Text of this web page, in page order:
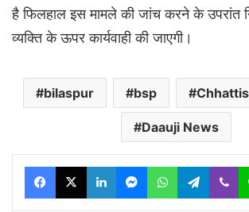
है फिलहाल इस मामले की जांच करने के उपरांत
व्यक्ति के ऊपर कार्यवाही की जाएगी।
bilaspur bsp
Daauji News
Facebook
X LinkedInMessengerWhatsApp